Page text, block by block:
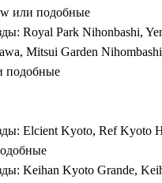
или подобные
Royal Park Nihonbashi,
Mitsui Garden
подобные
Elcient Kyoto, Ref Kyoto
Keihan Kyoto Grande,